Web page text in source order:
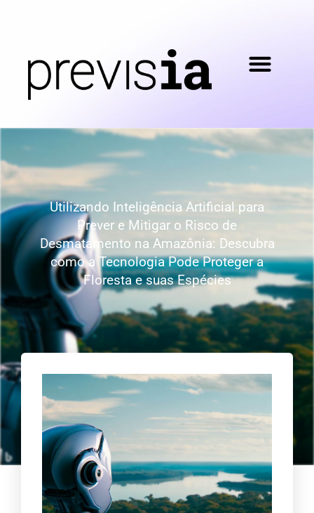
Utilizando Inteligência Artificial para
Prever e Mitigar o Risco de
Desmatamento na Amazônia: Descubra
como a Tecnologia Pode Proteger a
Floresta e suas Espécies